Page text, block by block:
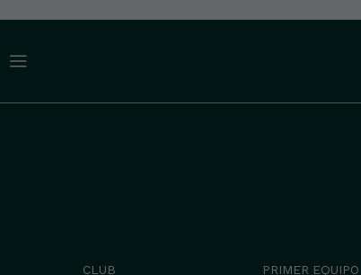
CLUB PRIMER EQUIPO